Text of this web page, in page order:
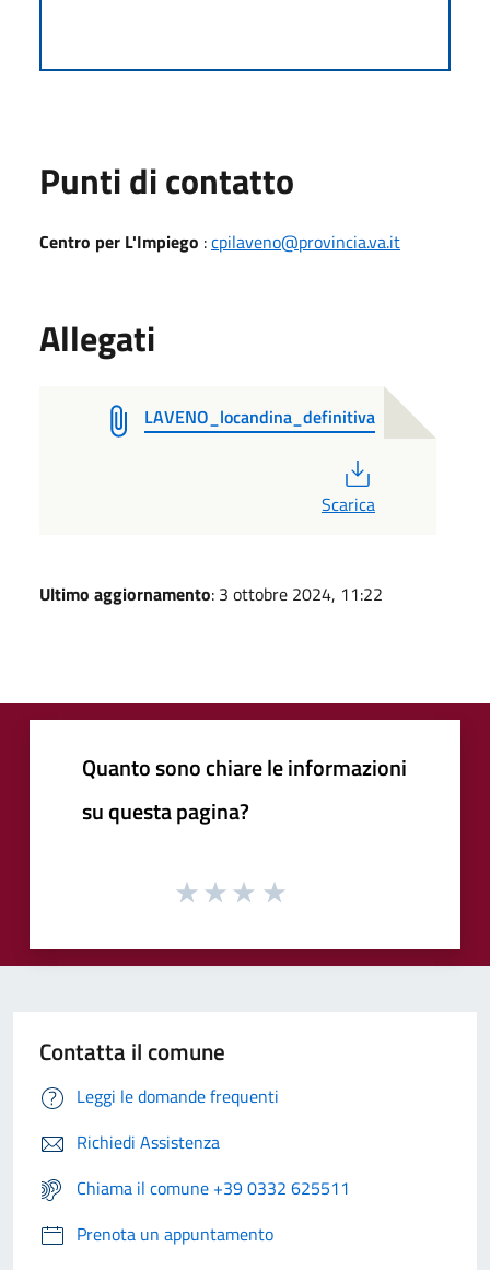
Punti di contatto
Centro per L'Impiego :cpilaveno@provincia.va.it
Allegati
LAVENO_locandina_definitiva
Scarica
Ultimo aggiornamento: 3 ottobre 2024, 11:22
Quanto sono chiare le informazioni
su questa pagina?
Contatta il comune
Leggi le domande frequenti
Richiedi Assistenza
Chiama il comune +39 0332 625511
Prenota un appuntamento